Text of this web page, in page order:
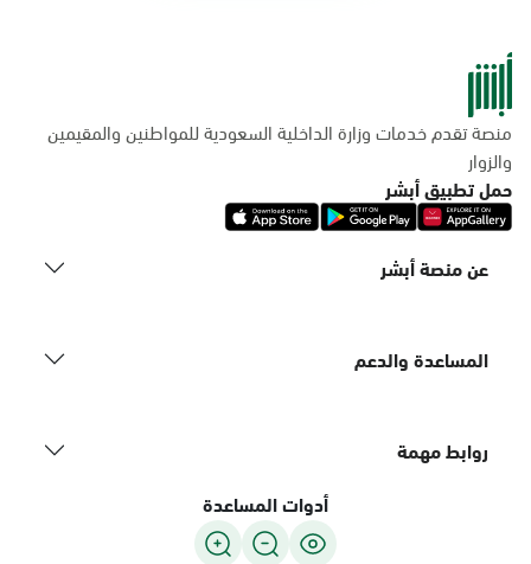
منصة تقدم خدمات وزارة الداخلية السعودية للمواطنين والمقيمين
والزوار
حمل تطبيق أبشر
عن منصة أبشر
المساعدة والدعم
روابط مهمة
أدوات المساعدة